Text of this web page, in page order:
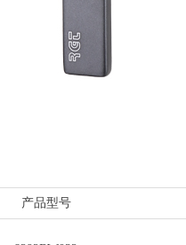
产品型号